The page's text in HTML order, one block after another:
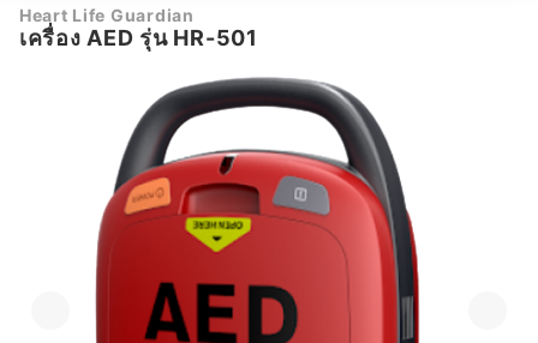
Heart Life Guardian
เครื่อง AED รุ่น HR-501